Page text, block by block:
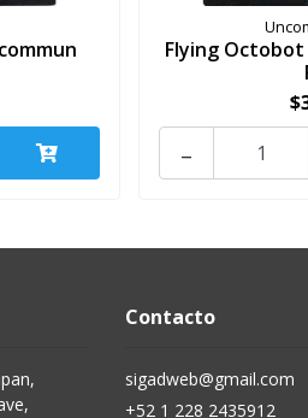
Flying Octobot
-
Contacto
sigadweb@gmail.com
+52 1 228 2435912